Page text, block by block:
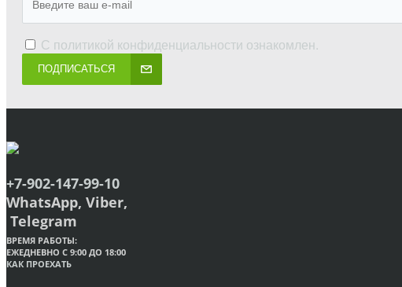
С политикой конфиденциальности ознакомлен.
ПОДПИСАТЬСЯ
+7-902-147-99-10
WhatsApp, Viber,
Telegram
ВРЕМЯ РАБОТЫ:
ЕЖЕДНЕВНО С 9:00 ДО 18:00
КАК ПРОЕХАТЬ